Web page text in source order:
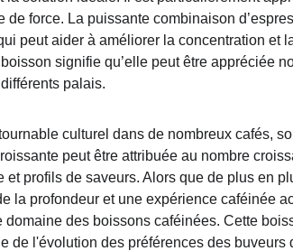
force. La puissante combinaison
peut aider à améliorer la concentration et
signifie qu’elle peut être appréciée
palais.
culturel dans de nombreux cafés,
peut être attribuée au nombre
profils de saveurs. Alors que de plus en
la profondeur et une expérience caféinée
des boissons caféinées. Cette
de l'évolution des préférences des buveurs